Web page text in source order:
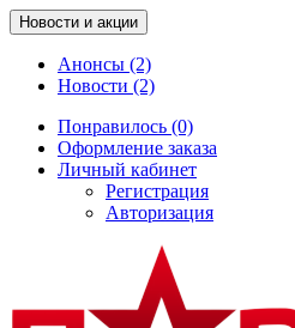
Новости и акции
Анонсы (2)
Новости (2)
Понравилось (0)
Оформление заказа
Личный кабинет
Регистрация
Авторизация